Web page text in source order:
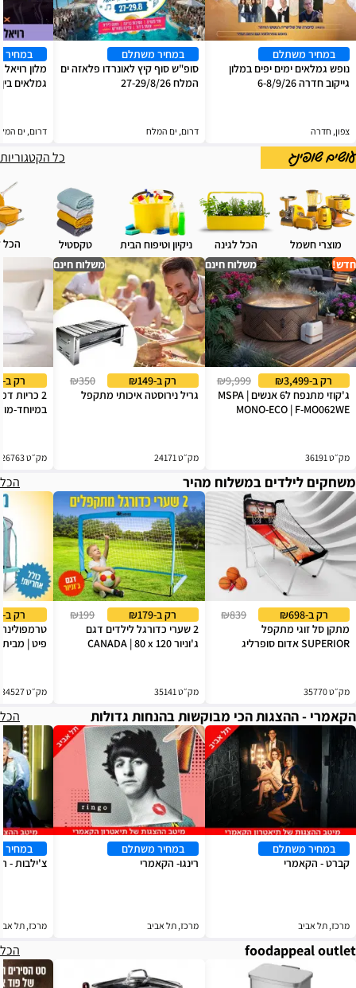
במחיר משתלם
נופש גמלאים ימים יפים במלון
גייקוב חדרה 6-8/9/26
צפון, חדרה
במחיר משתלם
סופ"ש סוף קיץ לאונרדו פלאזה ים
המלח 27-29/8/26
דרום, ים המלח
מלון
גמלאים
דרום, ים
עושים שופינג כל הקטגוריות
מוצרי חשמל הכל לגינה ניקיון וטיפוח הבית טקסטיל
חדש!
משלוח חינם
רק ב-₪3,499
₪9,999
ג'קוזי מתנפח ל6 אנשים | MSPA
MONO-ECO | F-MO062WE
מק״ט 36191
משלוח חינם
רק ב-₪149
₪350
גריל נירוסטה איכותי מתקפל
מק״ט 24171
רק ב-₪199
2 כריות
במיוחד-
מק״ט 26763
משחקים לילדים במשלוח מהיר הכל
רק ב-₪698
₪839
מתקן סל זוגי מתקפל
SUPERIOR אדום סופרליג
מק״ט 35770
רק ב-₪179
₪199
2 שערי כדורגל לילדים דגם
ג'וניור CANADA | 80 x 120
מק״ט 35141
רק ב-₪990
פיט |
מק״ט 34527
הקאמרי - ההצגות הכי מבוקשות בהנחות גדולות הכל
במחיר משתלם
קברט - הקאמרי
מרכז, תל אביב
במחיר משתלם
רינגו- הקאמרי
מרכז, תל אביב
צ'ילבות - הקאמרי
מרכז, תל
foodappeal outlet הכל